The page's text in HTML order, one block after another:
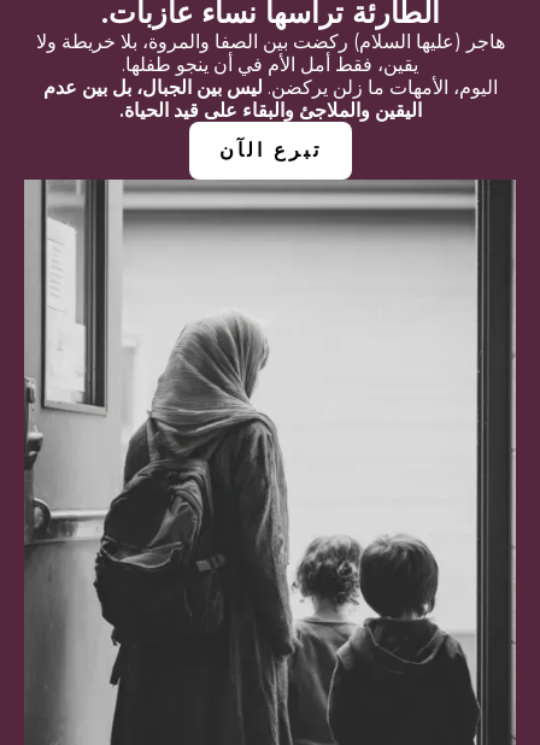
الطارئة ترأسها نساء عازبات.
هاجر (عليها السلام) ركضت بين الصفا والمروة، بلا خريطة ولا
يقين، فقط أمل الأم في أن ينجو طفلها.
اليوم، الأمهات ما زلن يركضن. ليس بين الجبال، بل بين عدم
اليقين والملاجئ والبقاء على قيد الحياة.
تبرع الآن